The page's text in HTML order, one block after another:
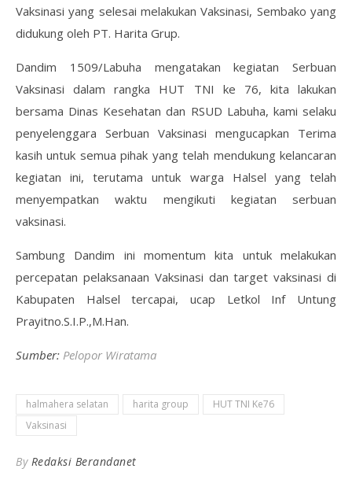
Vaksinasi yang selesai melakukan Vaksinasi, Sembako yang
didukung oleh PT. Harita Grup.
Dandim 1509/Labuha mengatakan kegiatan Serbuan
Vaksinasi dalam rangka HUT TNI ke 76, kita lakukan
bersama Dinas Kesehatan dan RSUD Labuha, kami selaku
penyelenggara Serbuan Vaksinasi mengucapkan Terima
kasih untuk semua pihak yang telah mendukung kelancaran
kegiatan ini, terutama untuk warga Halsel yang telah
menyempatkan waktu mengikuti kegiatan serbuan
vaksinasi.
Sambung Dandim ini momentum kita untuk melakukan
percepatan pelaksanaan Vaksinasi dan target vaksinasi di
Kabupaten Halsel tercapai, ucap Letkol Inf Untung
Prayitno.S.I.P.,M.Han.
Sumber: Pelopor Wiratama
halmahera selatan harita group
HUT TNI Ke76
Vaksinasi
By Redaksi Berandanet